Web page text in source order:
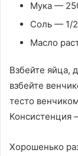
Мука —
Соль — 1/
Масло
Взбейте яйца,
взбейте
тесто
Консистенция
Хорошенько